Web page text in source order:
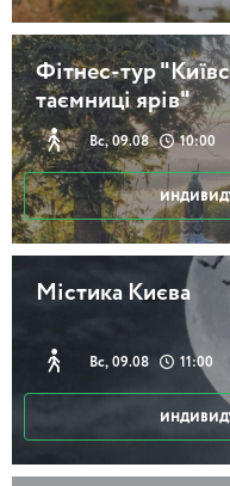
Фітнес-тур
таємниці ярів"
Вс, 09.08 10:00
Містика Києва
Вс, 09.08 11:00